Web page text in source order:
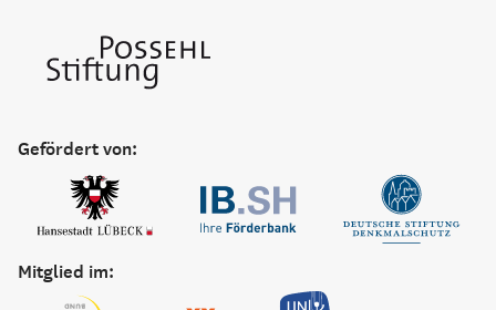
Gefördert von:
Mitglied im: